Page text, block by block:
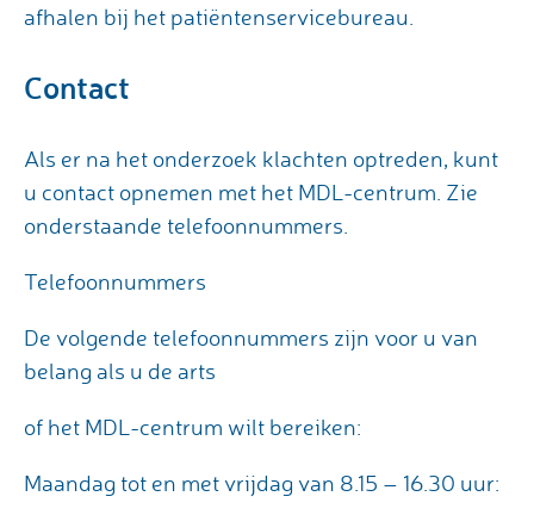
afhalen bij het patiëntenservicebureau.
Contact
Als er na het onderzoek klachten optreden, kunt
u contact opnemen met het MDL-centrum. Zie
onderstaande telefoonnummers.
Telefoonnummers
De volgende telefoonnummers zijn voor u van
belang als u de arts
of het MDL-centrum wilt bereiken:
Maandag tot en met vrijdag van 8.15 – 16.30 uur: